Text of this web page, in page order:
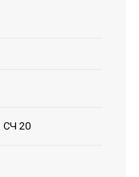
СЧ 20